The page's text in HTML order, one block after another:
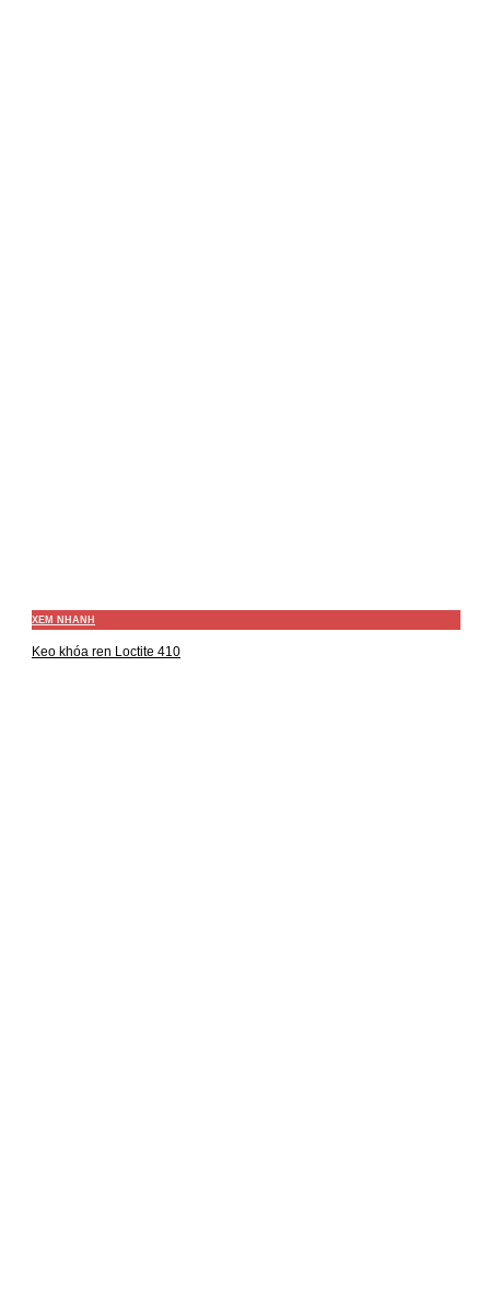
XEM NHANH
Keo khóa ren Loctite 410